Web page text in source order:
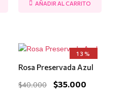
AÑADIR AL CARRITO
13%
Rosa Preservada Azul
$40.000
El
precio
original
$40.000.
$35.000
El
precio
actual